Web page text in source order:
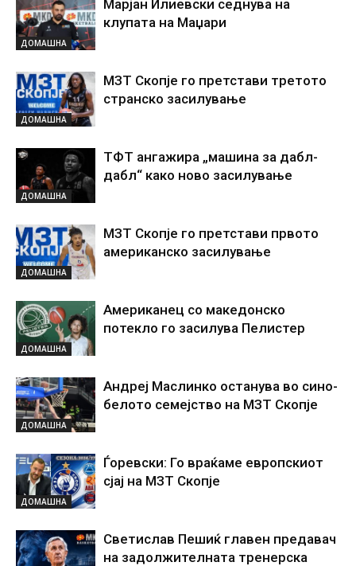
ДОМАШНА
Марјан Илиевски седнува на
клупата на Маџари
ДОМАШНА
МЗТ Скопје го претстави третото
странско засилување
ДОМАШНА
ТФТ ангажира „машина за дабл-
дабл“ како ново засилување
ДОМАШНА
МЗТ Скопје го претстави првото
американско засилување
ДОМАШНА
Американец со македонско
потекло го засилува Пелистер
ДОМАШНА
Андреј Маслинко останува во сино-
белото семејство на МЗТ Скопје
ДОМАШНА
Ѓоревски: Го враќаме европскиот
сјај на МЗТ Скопје
Светислав Пешиќ главен предавач
на задолжителната тренерска